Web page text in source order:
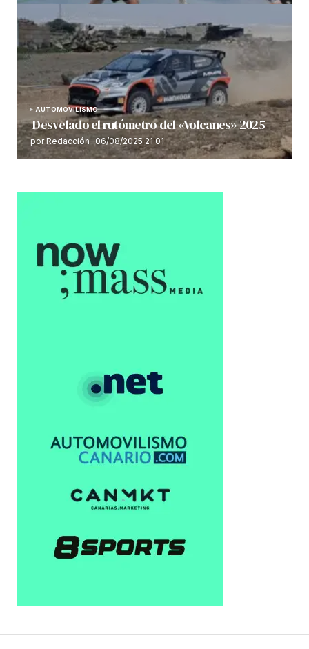
AUTOMOVILISMO
Desvelado el rutómetro del «Volcanes» 2025
por Redacción 06/08/2025 21:01